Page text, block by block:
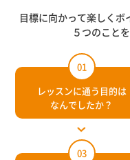
目標に向かって楽しく
５つのこと
01
レッスンに通う目的は
なんでしたか？
03